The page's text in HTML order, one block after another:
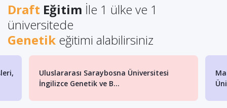
Draft Eğitim İle 1 ülke ve 1
üniversitede
Genetik eğitimi alabilirsiniz
Uluslararası Saraybosna Üniversitesi
İngilizce Genetik ve B...